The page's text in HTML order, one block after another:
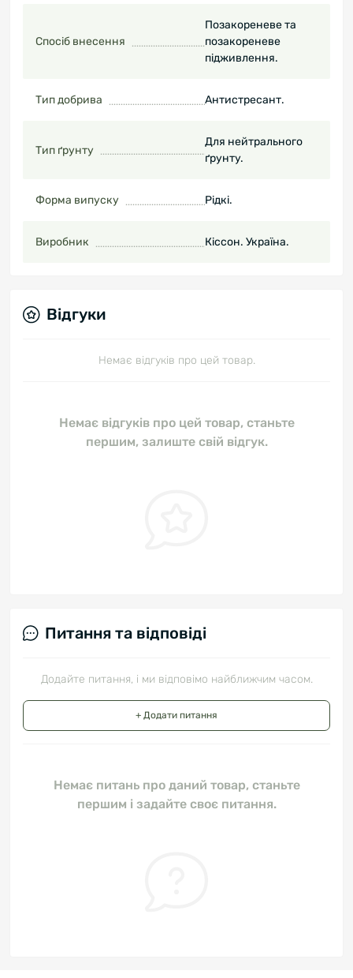
Спосіб внесення
Позакореневе та
позакореневе
підживлення.
Тип добрива Антистресант.
Тип ґрунту
Для нейтрального
ґрунту.
Форма випуску Рідкі.
Виробник Кіссон. Україна.
Відгуки
Немає відгуків про цей товар.
Немає відгуків про цей товар, станьте
першим, залиште свій відгук.
Питання та відповіді
Додайте питання, і ми відповімо найближчим часом.
+ Додати питання
Немає питань про даний товар, станьте
першим і задайте своє питання.